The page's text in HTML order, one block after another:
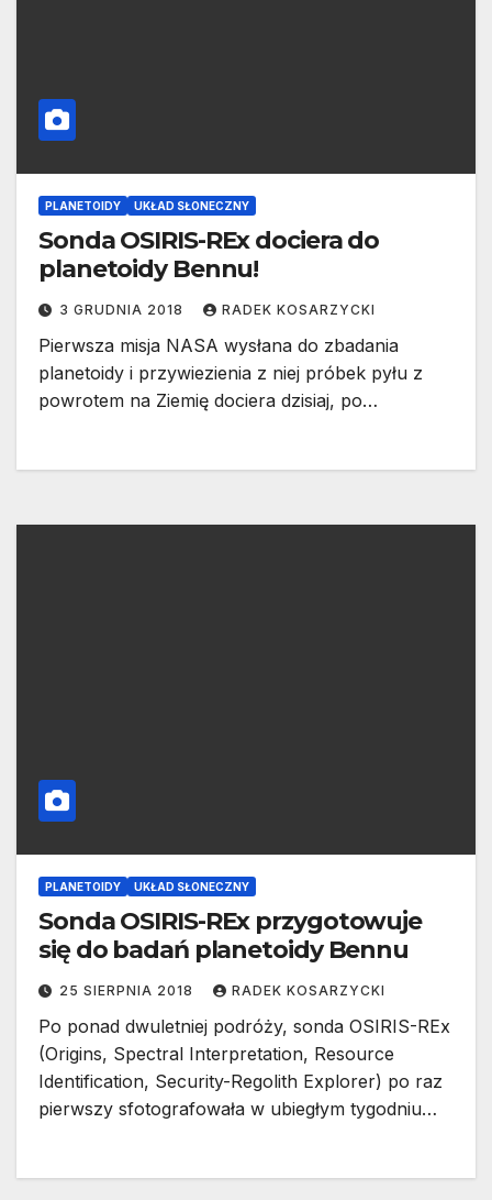
PLANETOIDY UKŁAD SŁONECZNY
Sonda OSIRIS-REx dociera do
planetoidy Bennu!
3 GRUDNIA 2018 RADEK KOSARZYCKI
Pierwsza misja NASA wysłana do zbadania
planetoidy i przywiezienia z niej próbek pyłu z
powrotem na Ziemię dociera dzisiaj, po…
PLANETOIDY UKŁAD SŁONECZNY
Sonda OSIRIS-REx przygotowuje
się do badań planetoidy Bennu
25 SIERPNIA 2018 RADEK KOSARZYCKI
Po ponad dwuletniej podróży, sonda OSIRIS-REx
(Origins, Spectral Interpretation, Resource
Identification, Security-Regolith Explorer) po raz
pierwszy sfotografowała w ubiegłym tygodniu…